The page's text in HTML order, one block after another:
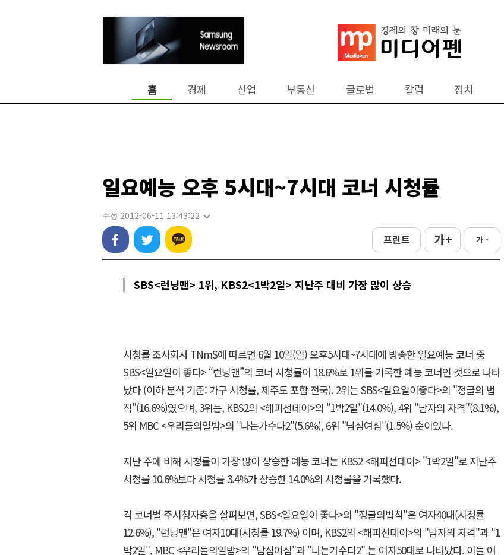
홈 경제 산업 부동산 글로벌 칼럼 정치
일요예능 오후 5시대~7시대 코너 시청률
수정 2012-06-11 13:43:22
프린트 가 + 가 -
SBS<런닝맨> 1위, KBS2<1박2일> 지난주 대비 가장 많이 상승
시청률 조사회사 TNmS에 따르면 6월 10일(일) 오후5시대~7시대에 방송한 일요예능 코너 중
SBS<일요일이 좋다> “런닝맨”의 코너 시청률이 18.6%로 1위를 기록한 예능 코너인 것으로 나타
났다 (이하 분석 기준: 가구 시청률, 제주도 포함 전국). 2위는 SBS<일요일이좋다>의 "정글의 법
칙"(16.6%)였으며, 3위는, KBS2의 <해피선데이>의 "1박2일"(14.0%), 4위 "남자의 자격"(8.1%),
5위 MBC <우리들의일밤>의 "나는가수다2"(5.6%), 6위 "남심여심"(1.5%) 순이었다.
지난 주에 비해 시청률이 가장 많이 상승한 예능 코너는 KBS2 <해피선데이> "1박2일"로 지난주
시청률 10.6%보다 시청률 3.4%가 상승한 14.0%의 시청률을 기록했다.
각 코너별 주시청자층을 살펴보면, SBS<일요일이 좋다>의 "정글의법칙"은 여자40대(시청률
12.6%), "런닝맨"은 여자10대(시청률 19.7%) 이며, KBS2의 <해피선데이>의 "남자의 자격"과 "1
박2일", MBC <우리들의일밤>의 "남심여심"과 "나는가수다2" 는 여자50대로 나타났다. 이들 여